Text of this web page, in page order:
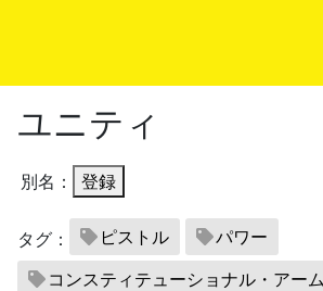
ユニティ
別名： 登録
タグ： ピストル
パワー
コンスティテューショナル・アー